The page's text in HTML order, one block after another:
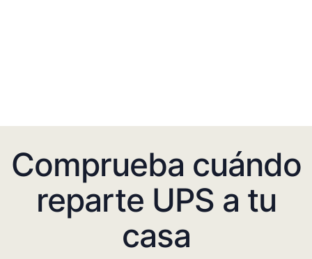
Comprueba cuándo
reparte UPS a tu
casa